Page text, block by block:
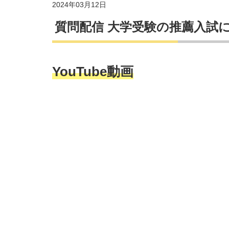
2024年03月12日
質問配信 大学受験の推薦入試
YouTube動画